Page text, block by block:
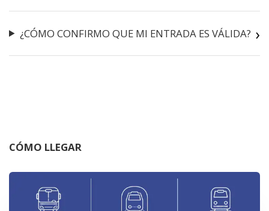
¿CÓMO CONFIRMO QUE MI ENTRADA ES VÁLIDA?
CÓMO LLEGAR